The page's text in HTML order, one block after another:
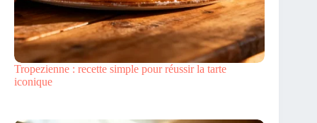
Tropezienne : recette simple pour réussir la tarte
iconique